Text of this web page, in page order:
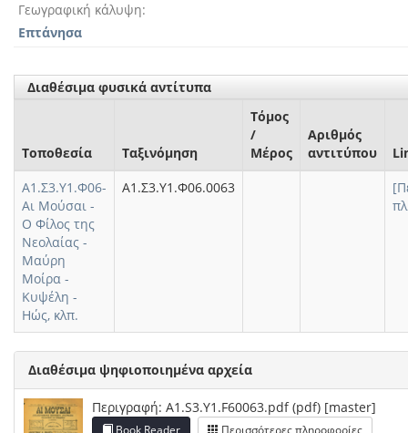
Γεωγραφική κάλυψη
Επτάνησα
Διαθέσιμα φυσικά αντίτυπα
Τοποθεσία Ταξινόμηση
Τόμος
/
Μέρος
Αριθμός
αντιτύπου
Α1.Σ3.Υ1.Φ06-
Αι Μούσαι -
Ο Φίλος της
Νεολαίας -
Μαύρη
Μοίρα -
Κυψέλη -
Ηώς, κλπ.
Α1.Σ3.Υ1.Φ06.0063
Διαθέσιμα ψηφιοποιημένα αρχεία
Περιγραφή: A1.S3.Y1.F60063.pdf (pdf) [master]
Book Reader Περισσότερες πληροφορίες